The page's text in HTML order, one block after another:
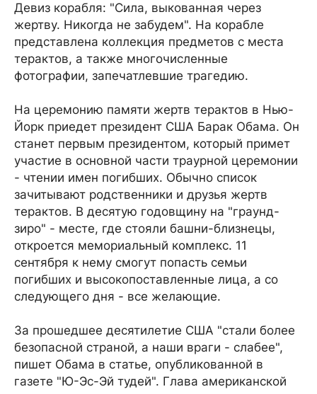
Девиз корабля: "Сила, выкованная через
жертву. Никогда не забудем". На корабле
представлена коллекция предметов с места
терактов, а также многочисленные
фотографии, запечатлевшие трагедию.
На церемонию памяти жертв терактов в Нью-
Йорк приедет президент США Барак Обама. Он
станет первым президентом, который примет
участие в основной части траурной церемонии
- чтении имен погибших. Обычно список
зачитывают родственники и друзья жертв
терактов. В десятую годовщину на "граунд-
зиро" - месте, где стояли башни-близнецы,
откроется мемориальный комплекс. 11
сентября к нему смогут попасть семьи
погибших и высокопоставленные лица, а со
следующего дня - все желающие.
За прошедшее десятилетие США "стали более
безопасной страной, а наши враги - слабее",
пишет Обама в статье, опубликованной в
газете "Ю-Эс-Эй тудей". Глава американской